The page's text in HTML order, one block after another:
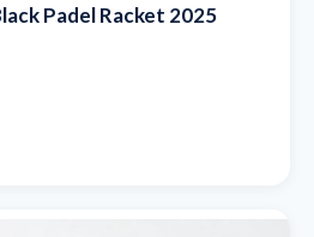
Padel Racket 2025